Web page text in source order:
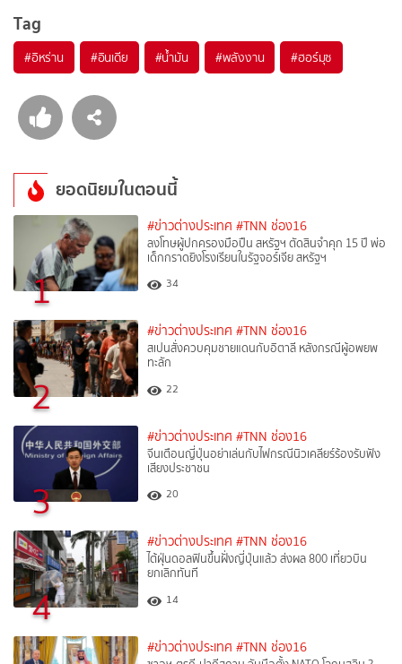
Tag
#อิหร่าน #อินเดีย #น้ำมัน #พลังงาน #ฮอร์มุซ
ยอดนิยมในตอนนี้
1
#ข่าวต่างประเทศ #TNN ช่อง16
ลงโทษผู้ปกครองมือปืน สหรัฐฯ ตัดสินจำคุก 15 ปี พ่อ
เด็กกราดยิงโรงเรียนในรัฐจอร์เจีย สหรัฐฯ
34
2
#ข่าวต่างประเทศ #TNN ช่อง16
สเปนสั่งควบคุมชายแดนกับอิตาลี หลังกรณีผู้อพยพ
ทะลัก
22
3
#ข่าวต่างประเทศ #TNN ช่อง16
จีนเตือนญี่ปุ่นอย่าเล่นกับไฟกรณีนิวเคลียร์ร้องรับฟัง
เสียงประชาชน
20
4
#ข่าวต่างประเทศ #TNN ช่อง16
ไต้ฝุ่นดอลฟินขึ้นฝั่งญี่ปุ่นแล้ว ส่งผล 800 เที่ยวบิน
ยกเลิกทันที
14
#ข่าวต่างประเทศ #TNN ช่อง16